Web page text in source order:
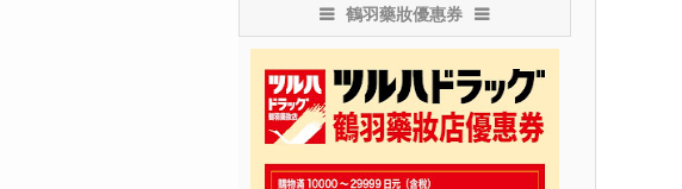
鶴羽藥妝優惠券